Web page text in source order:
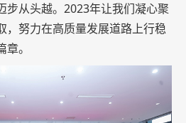
步从头越。2023年让我们凝心聚
，努力在高质量发展道路上行稳
。